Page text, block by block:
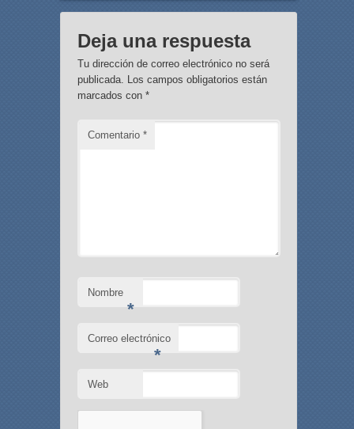
Deja una respuesta
Tu dirección de correo electrónico no será
publicada. Los campos obligatorios están
marcados con *
Comentario *
Nombre
*
Correo electrónico
*
Web